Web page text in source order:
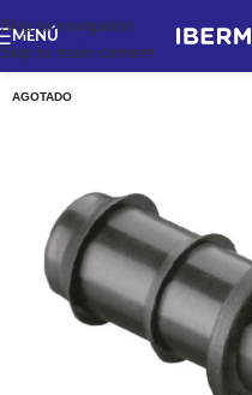
Skip to navigation
Skip to main content
MENÚ
AGOTADO